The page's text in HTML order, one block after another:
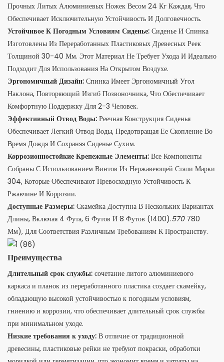
Прочных Литых Алюминиевых Ножек Весом 24 Кг Каждая, Что
Обеспечивает Исключительную Устойчивость И Долговечность.
Устойчивое К Погодным Условиям Сиденье: Сиденье И Спинка
Изготовлены Из Переработанных Пластиковых Древесных Реек
Толщиной 30-40 Мм. Этот Материал Не Требует Ухода И Идеально
Подходит Для Использования На Открытом Воздухе.
Эргономичный Дизайн: Спинка Имеет Эргономичный Угол
Наклона, Повторяющий Изгиб Позвоночника, Что Обеспечивает
Комфортную Поддержку Для 2-3 Человек.
Эффективный Отвод Воды: Реечная Конструкция Сиденья
Обеспечивает Легкий Отвод Воды, Предотвращая Ее Скопление Во
Время Дождя И Сохраняя Сиденье Сухим.
Коррозионностойкие Крепежные Элементы: Все Компоненты
Собраны С Использованием Винтов Из Нержавеющей Стали Марки
304, Которые Обеспечивают Превосходную Устойчивость К
Ржавчине И Коррозии.
Доступные Размеры: Скамейка Доступна В Нескольких Вариантах
Длины, Включая 4 Фута, 6 Футов И 8 Футов (1400).570780
Мм), Для Соответствия Различным Требованиям К Пространству.
Преимущества
Длительный срок службы: сочетание литого алюминиевого
каркаса и планок из переработанного пластика создает скамейку,
обладающую высокой устойчивостью к погодным условиям,
гниению и коррозии, что обеспечивает длительный срок службы
при минимальном уходе.
Низкие требования к уходу: В отличие от традиционной
древесины, пластиковые рейки не требуют покраски, обработки